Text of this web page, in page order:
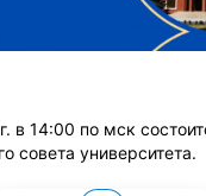
в 14:00 по мск
совета университета.